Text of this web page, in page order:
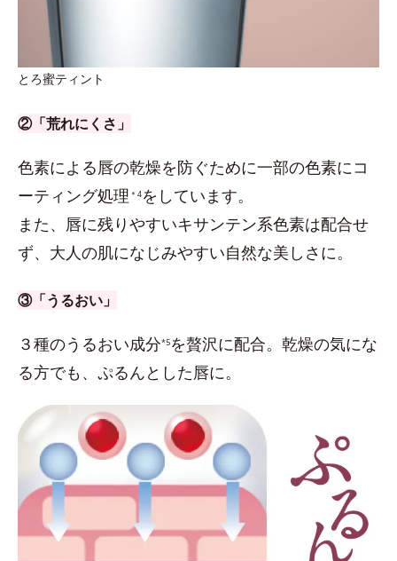
とろ蜜ティント
②「荒れにくさ」
色素による唇の乾燥を防ぐために一部の色素にコ
ーティング処理 ＊4をしています。
また、唇に残りやすいキサンテン系色素は配合せ
ず、大人の肌になじみやすい自然な美しさに。
③「うるおい」
３種のうるおい成分*5を贅沢に配合。乾燥の気にな
る方でも、ぷるんとした唇に。